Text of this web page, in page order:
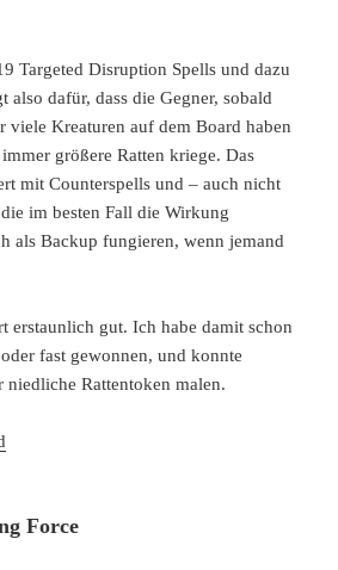
Targeted Disruption Spells und dazu
also dafür, dass die Gegner, sobald
viele Kreaturen auf dem Board haben
größere Ratten kriege. Das
mit Counterspells und – auch nicht
im besten Fall die Wirkung
als Backup fungieren, wenn jemand
erstaunlich gut. Ich habe damit schon
fast gewonnen, und konnte
niedliche Rattentoken malen.
Force